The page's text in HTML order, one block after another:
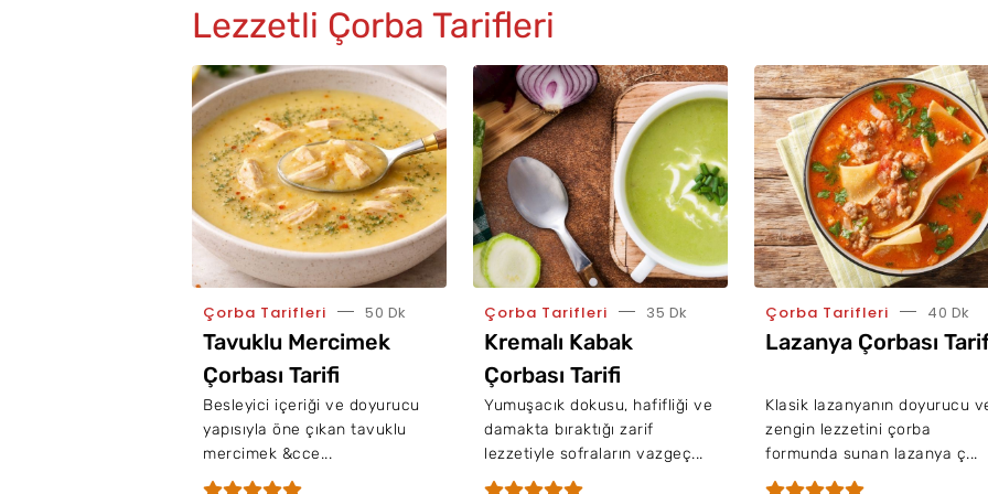
Lezzetli Çorba Tarifleri
Çorba Tarifleri 50 Dk
Tavuklu Mercimek
Çorbası Tarifi
Besleyici içeriği ve doyurucu
yapısıyla öne çıkan tavuklu
mercimek &cce...
Çorba Tarifleri 35 Dk
Kremalı Kabak
Çorbası Tarifi
Yumuşacık dokusu, hafifliği ve
damakta bıraktığı zarif
lezzetiyle sofraların vazgeç...
Çorba Tarifleri 40 Dk
Lazanya Çorbası
Klasik lazanyanın doyurucu
zengin lezzetini çorba
formunda sunan lazanya ç...